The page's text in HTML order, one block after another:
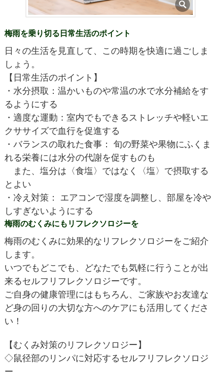
梅雨を乗り切る日常生活のポイント
日々の生活を見直して、この時期を快適に過ごしま
しょう。
【日常生活のポイント】
・水分摂取：温かいものや常温の水で水分補給をす
るようにする
・適度な運動：室内でもできるストレッチや軽いエ
クササイズで血行を促進する
・バランスの取れた食事： 旬の野菜や果物にふくま
れる栄養には水分の代謝を促すものも
また、塩分は〈食塩〉ではなく〈塩〉で摂取する
とよい
・冷え対策： エアコンで湿度を調整し、部屋を冷や
しすぎないようにする
梅雨のむくみにもリフレクソロジーを
梅雨のむくみに効果的なリフレクソロジーをご紹介
します。
いつでもどこでも、どなたでも気軽に行うことが出
来るセルフリフレクソロジーです。
ご自身の健康管理にはもちろん、ご家族やお友達な
ど身の回りの大切な方へのケアにも活用してくださ
い！
【むくみ対策のリフレクソロジー】
◇鼠径部のリンパに対応するセルフリフレクソロジ
ー